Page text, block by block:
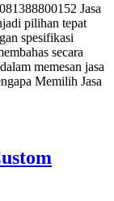
Jasa
pilihan tepat
spesifikasi
secara
memesan jasa
Memilih Jasa